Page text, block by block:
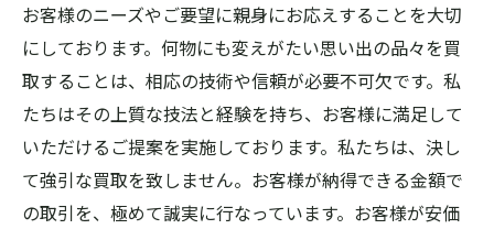
お客様のニーズやご要望に親身にお応えすることを大切
にしております。何物にも変えがたい思い出の品々を買
取することは、相応の技術や信頼が必要不可欠です。私
たちはその上質な技法と経験を持ち、お客様に満足して
いただけるご提案を実施しております。私たちは、決し
て強引な買取を致しません。お客様が納得できる金額で
の取引を、極めて誠実に行なっています。お客様が安価